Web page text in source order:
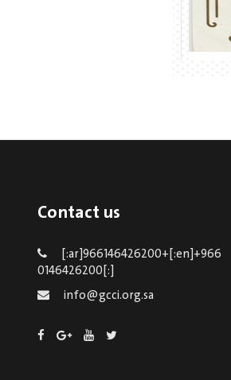
Contact us
[:ar]966146426200+[:en]+966
0146426200[:]
info@gcci.org.sa